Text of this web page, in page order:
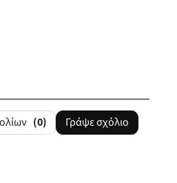
(0) Γράψε σχόλιο